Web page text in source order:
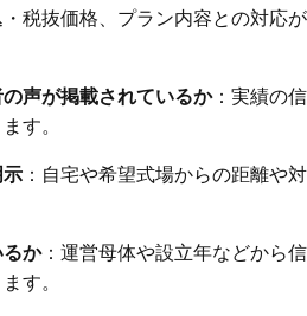
税抜価格、プラン内容との対応が
声が掲載されているか：実績の信
す。
示 ：自宅や希望式場からの距離や対
るか：運営母体や設立年などから信
す。